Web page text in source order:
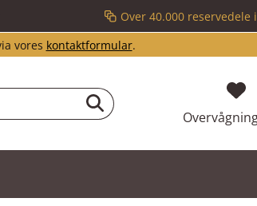
Over 40.000
vores kontaktformular.